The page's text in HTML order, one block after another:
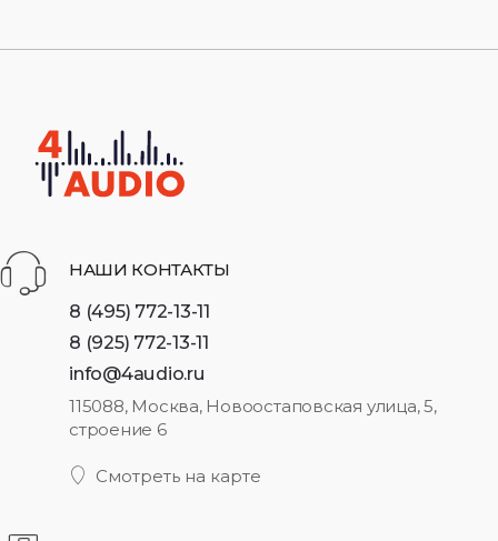
НАШИ КОНТАКТЫ
8 (495) 772-13-11
8 (925) 772-13-11
info@4audio.ru
115088, Москва, Новоостаповская улица, 5,
строение 6
Смотреть на карте